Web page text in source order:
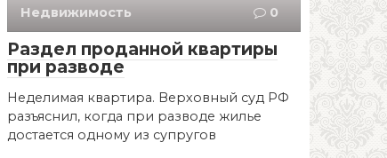
Недвижимость 0
Раздел проданной квартиры
при разводе
Неделимая квартира. Верховный суд РФ
разъяснил, когда при разводе жилье
достается одному из супругов